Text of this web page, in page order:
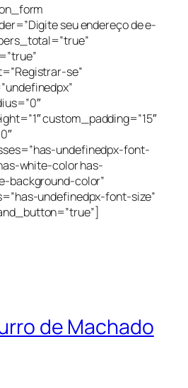
seu endereço de e-
se”
custom_padding=”15″
undefinedpx-font-
white-color has-
background-color”
undefinedpx-font-size”
de Machado